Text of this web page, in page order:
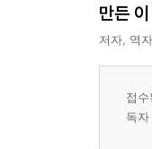
만든
저자, 역
접
독